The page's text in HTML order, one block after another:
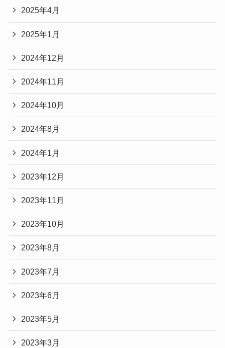
2025年4月
2025年1月
2024年12月
2024年11月
2024年10月
2024年8月
2024年1月
2023年12月
2023年11月
2023年10月
2023年8月
2023年7月
2023年6月
2023年5月
2023年3月